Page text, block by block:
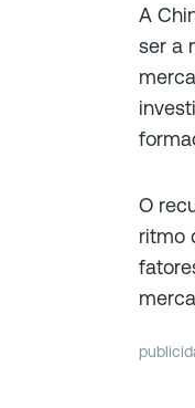
A
ser a
O
ritmo